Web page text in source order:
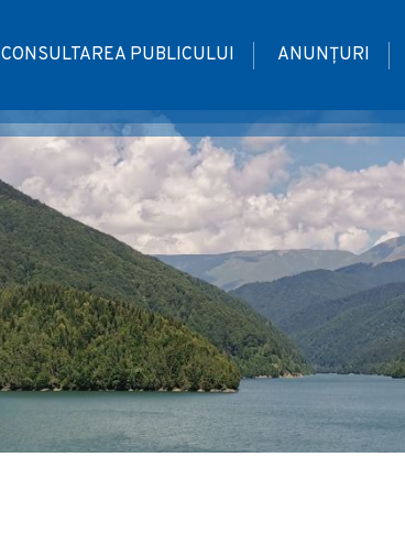
CONSULTAREA PUBLICULUI ANUNȚURI